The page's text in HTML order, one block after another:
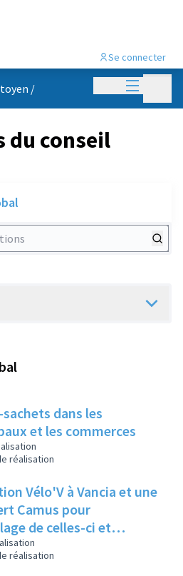
Menu
Se connecter
/
du conseil
dans les
et les commerces
réalisation
Vélo'V à Vancia et une
Camus pour
de celles-ci et
de bus à Vancia
réalisation